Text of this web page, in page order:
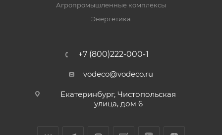
Агропромышленные комплексы
Энергетика
+7 (800)222-000-1
vodeco@vodeco.ru
Екатеринбург, Чистопольская
улица, дом 6